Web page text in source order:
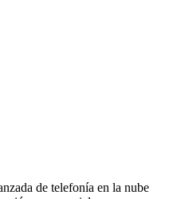
de telefonía en la nube